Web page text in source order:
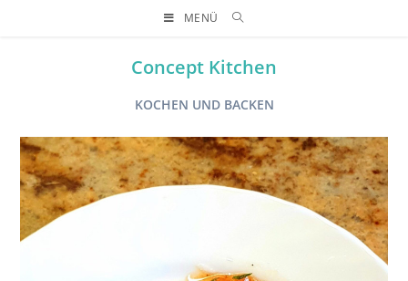
MENÜ
Concept Kitchen
KOCHEN UND BACKEN